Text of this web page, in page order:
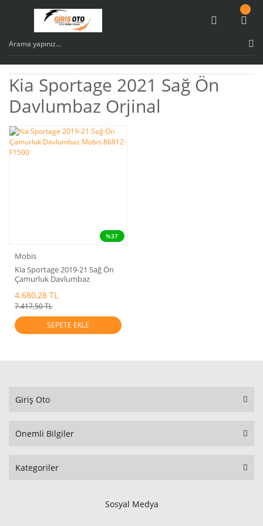
Kia Sportage 2021 Sağ Ön
Davlumbaz Orjinal
%37
Mobis
Kia Sportage 2019-21 Sağ Ön
Çamurluk Davlumbaz
4.680,28 TL
7.417,50 TL
SEPETE EKLE
Giriş Oto
Önemli Bilgiler
Kategoriler
Sosyal Medya